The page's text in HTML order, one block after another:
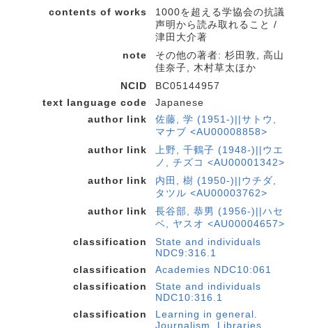
contents of works
1000を超える学協会の抗議
声明から読み取れること /
津田大介著
note
その他の著者: 杉田敦, 高山
佳奈子, 木村草太ほか
NCID
BC05144957
text language code
Japanese
author link
佐藤, 学 (1951-)||サトウ,
マナブ <AU00008858>
author link
上野, 千鶴子 (1948-)||ウエ
ノ, チズコ <AU00001342>
author link
内田, 樹 (1950-)||ウチダ,
タツル <AU00003762>
author link
長谷部, 恭男 (1956-)||ハセ
ベ, ヤスオ <AU00004657>
classification
State and individuals
NDC9:316.1
classification
Academies NDC10:061
classification
State and individuals
NDC10:316.1
classification
Learning in general.
Journalism. Libraries.